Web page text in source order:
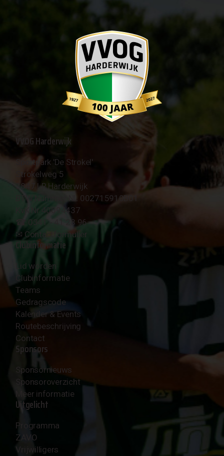
VVOG Harderwijk
Sportpark 'De Strokel'
Strokelweg 5
3847 LR Harderwijk
BTW Nummer NL 002715910B01
KvK Nr 40094437
☎︎ 0341 - 41 28 96
✉︎ Contactformulier
Clubinformatie
Lid worden
Clubinformatie
Teams
Gedragscode
Kalender & Events
Routebeschrijving
Contact
Sponsors
Sponsornieuws
Sponsoroverzicht
Meer informatie
Uitgelicht
Programma
ZAVO
Vrijwilligers